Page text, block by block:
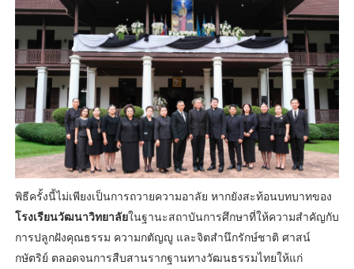
พิธีครั้งนี้ไม่เพียงเป็นการถวายความอาลัย หากยังสะท้อนบทบาทของ
โรงเรียนวัฒนาวิทยาลัยในฐานะสถาบันการศึกษาที่ให้ความสำคัญกับ
การปลูกฝังคุณธรรม ความกตัญญู และจิตสำนึกรักษ์ชาติ ศาสน์
กษัตริย์ ตลอดจนการสืบสานรากฐานทางวัฒนธรรมไทยให้แก่